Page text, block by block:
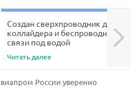
Создан сверхпроводник для
коллайдера и беспроводной
связи под водой
Читать далее
Next
России уверенно